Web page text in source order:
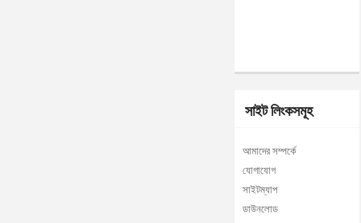
সাইট লিংকসমূহ
আমাদের সম্পর্কে
যোগাযোগ
সাইটম্যাপ
ডাউনলোড